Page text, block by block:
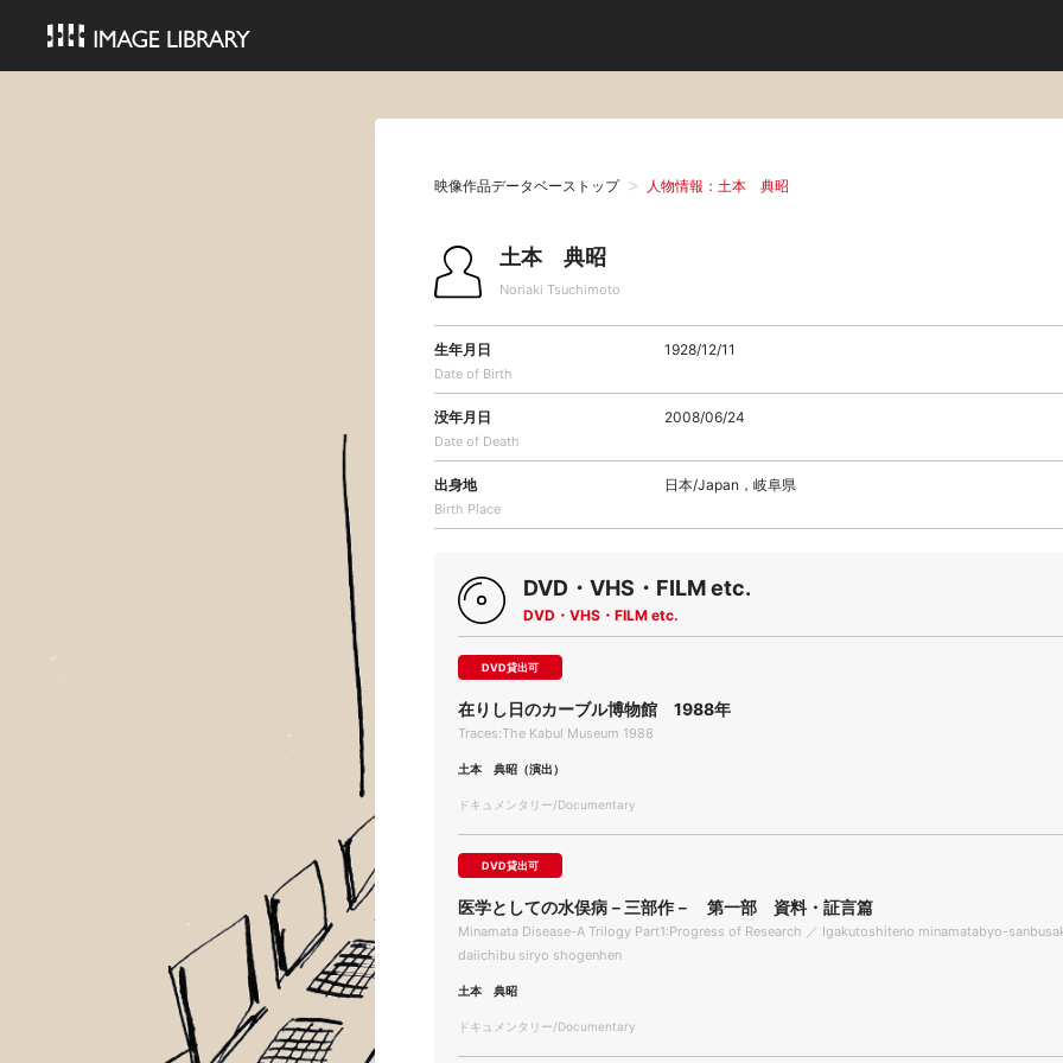
映像作品データベーストップ 人物情報：土本 典昭
土本 典昭
Noriaki Tsuchimoto
生年月日
Date of Birth
1928/12/11
没年月日
Date of Death
2008/06/24
出身地
Birth Place
日本/Japan，岐阜県
DVD・VHS・FILM etc.
DVD・VHS・FILM etc.
DVD貸出可
在りし日のカーブル博物館 1988年
Traces:The Kabul Museum 1988
土本 典昭（演出）
ドキュメンタリー/Documentary
DVD貸出可
医学としての水俣病－三部作－ 第一部 資料・証言篇
Minamata Disease-A Trilogy Part1:Progress of Research ／ Igakutoshiteno minamatabyo-
daiichibu siryo shogenhen
土本 典昭
ドキュメンタリー/Documentary